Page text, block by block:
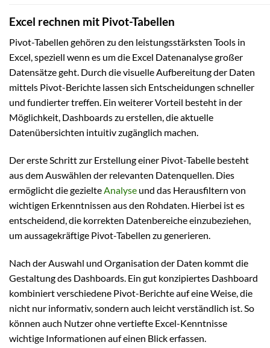
Excel rechnen mit Pivot-Tabellen
Pivot-Tabellen gehören zu den leistungsstärksten Tools in
Excel, speziell wenn es um die Excel Datenanalyse großer
Datensätze geht. Durch die visuelle Aufbereitung der Daten
mittels Pivot-Berichte lassen sich Entscheidungen schneller
und fundierter treffen. Ein weiterer Vorteil besteht in der
Möglichkeit, Dashboards zu erstellen, die aktuelle
Datenübersichten intuitiv zugänglich machen.
Der erste Schritt zur Erstellung einer Pivot-Tabelle besteht
aus dem Auswählen der relevanten Datenquellen. Dies
ermöglicht die gezielteAnalyse und das Herausfiltern von
wichtigen Erkenntnissen aus den Rohdaten. Hierbei ist es
entscheidend, die korrekten Datenbereiche einzubeziehen,
um aussagekräftige Pivot-Tabellen zu generieren.
Nach der Auswahl und Organisation der Daten kommt die
Gestaltung des Dashboards. Ein gut konzipiertes Dashboard
kombiniert verschiedene Pivot-Berichte auf eine Weise, die
nicht nur informativ, sondern auch leicht verständlich ist. So
können auch Nutzer ohne vertiefte Excel-Kenntnisse
wichtige Informationen auf einen Blick erfassen.